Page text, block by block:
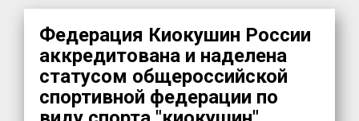
Федерация Киокушин России
аккредитована и наделена
статусом общероссийской
спортивной федерации по